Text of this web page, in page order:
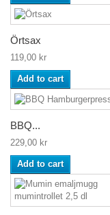
Örtsax
119,00 kr
Add to cart
BBQ...
229,00 kr
Add to cart